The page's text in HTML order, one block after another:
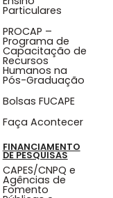
Particulares
PROCAP –
Programa de
Capacitação de
Recursos
Humanos na
Pós-Graduação
Bolsas FUCAPE
Faça Acontecer
FINANCIAMENTO
DE PESQUISAS
CAPES/CNPQ e
Agências de
Fomento